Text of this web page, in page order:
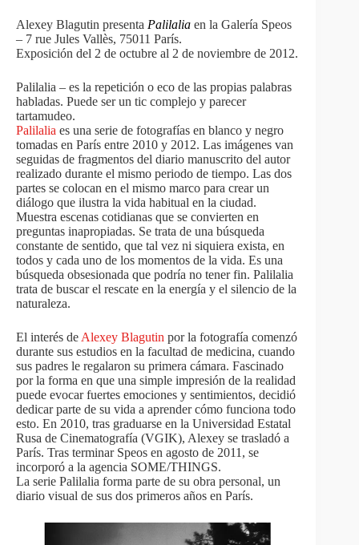
Alexey Blagutin presenta Palilalia en la Galería Speos
– 7 rue Jules Vallès, 75011 París.
Exposición del 2 de octubre al 2 de noviembre de 2012.
Palilalia – es la repetición o eco de las propias palabras
habladas. Puede ser un tic complejo y parecer
tartamudeo.
Palilalia es una serie de fotografías en blanco y negro
tomadas en París entre 2010 y 2012. Las imágenes van
seguidas de fragmentos del diario manuscrito del autor
realizado durante el mismo periodo de tiempo. Las dos
partes se colocan en el mismo marco para crear un
diálogo que ilustra la vida habitual en la ciudad.
Muestra escenas cotidianas que se convierten en
preguntas inapropiadas. Se trata de una búsqueda
constante de sentido, que tal vez ni siquiera exista, en
todos y cada uno de los momentos de la vida. Es una
búsqueda obsesionada que podría no tener fin. Palilalia
trata de buscar el rescate en la energía y el silencio de la
naturaleza.
El interés de Alexey Blagutin por la fotografía comenzó
durante sus estudios en la facultad de medicina, cuando
sus padres le regalaron su primera cámara. Fascinado
por la forma en que una simple impresión de la realidad
puede evocar fuertes emociones y sentimientos, decidió
dedicar parte de su vida a aprender cómo funciona todo
esto. En 2010, tras graduarse en la Universidad Estatal
Rusa de Cinematografía (VGIK), Alexey se trasladó a
París. Tras terminar Speos en agosto de 2011, se
incorporó a la agencia SOME/THINGS.
La serie Palilalia forma parte de su obra personal, un
diario visual de sus dos primeros años en París.